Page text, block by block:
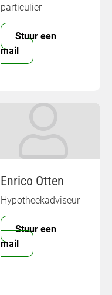
particulier
Stuur een
mail
Enrico Otten
Hypotheekadviseur
Stuur een
mail